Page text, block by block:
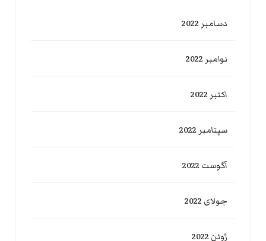
دسامبر 2022
نوامبر 2022
اکتبر 2022
سپتامبر 2022
آگوست 2022
جولای 2022
ژوئن 2022